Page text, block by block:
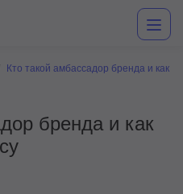
Кто такой амбассадор бренда и как
бренда и как